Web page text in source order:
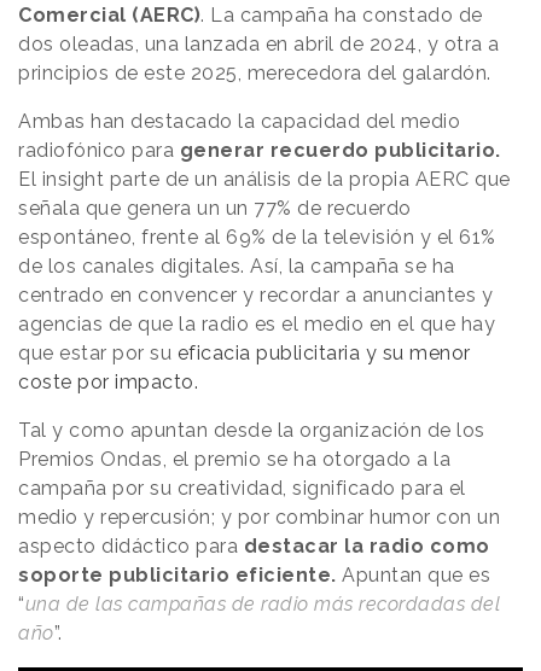
Comercial (AERC). La campaña ha constado de
dos oleadas, una lanzada en abril de 2024, y otra a
principios de este 2025, merecedora del galardón.
Ambas han destacado la capacidad del medio
radiofónico para generar recuerdo publicitario.
El insight parte de un análisis de la propia AERC que
señala que genera un un 77% de recuerdo
espontáneo, frente al 69% de la televisión y el 61%
de los canales digitales. Así, la campaña se ha
centrado en convencer y recordar a anunciantes y
agencias de que la radio es el medio en el que hay
que estar por su eficacia publicitaria y su menor
coste por impacto.
Tal y como apuntan desde la organización de los
Premios Ondas, el premio se ha otorgado a la
campaña por su creatividad, significado para el
medio y repercusión; y por combinar humor con un
aspecto didáctico para destacar la radio como
soporte publicitario eficiente. Apuntan que es
“una de las campañas de radio más recordadas del
año”.